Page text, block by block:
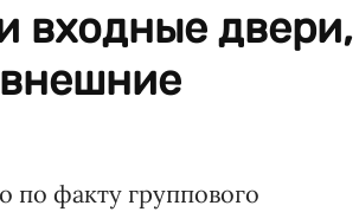
входные двери,
по факту группового